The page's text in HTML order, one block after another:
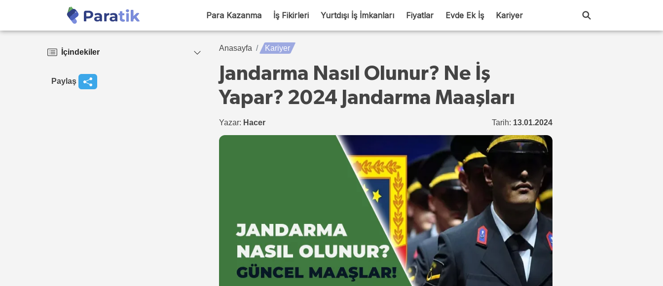
Para Kazanma İş Fikirleri Yurtdışı İş İmkanları Fiyatlar Evde Ek İş Kariyer
İçindekiler
Paylaş
Anasayfa Kariyer
Jandarma Nasıl Olunur? Ne İş
Yapar? 2024 Jandarma Maaşları
Yazar: Hacer Tarih: 13.01.2024